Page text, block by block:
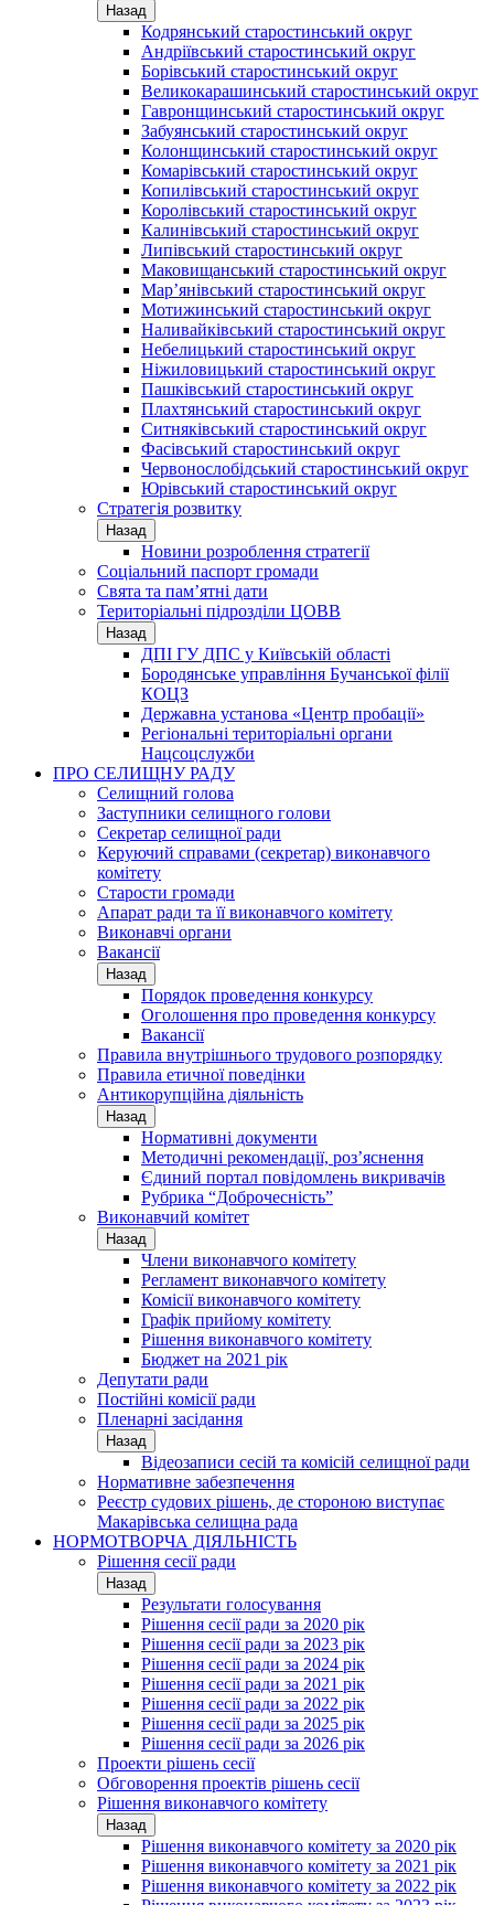
Назад
Кодрянський старостинський округ
Андріївський старостинський округ
Борівський старостинський округ
Великокарашинський старостинський округ
Гавронщинський старостинський округ
Забуянський старостинський округ
Колонщинський старостинський округ
Комарівський старостинський округ
Копилівський старостинський округ
Королівський старостинський округ
Калинівський старостинський округ
Липівський старостинський округ
Маковищанський старостинський округ
Мар’янівський старостинський округ
Мотижинський старостинський округ
Наливайківський старостинський округ
Небелицький старостинський округ
Ніжиловицький старостинський округ
Пашківський старостинський округ
Плахтянський старостинський округ
Ситняківський старостинський округ
Фасівський старостинський округ
Червонослобідський старостинський округ
Юрівський старостинський округ
Стратегія розвитку
Назад
Новини розроблення стратегії
Соціальний паспорт громади
Свята та пам’ятні дати
Територіальні підрозділи ЦОВВ
Назад
ДПІ ГУ ДПС у Київській області
Бородянське управління Бучанської філії
КОЦЗ
Державна установа «Центр пробації»
Регіональні територіальні органи
Нацсоцслужби
ПРО СЕЛИЩНУ РАДУ
Селищний голова
Заступники селищного голови
Секретар селищної ради
Керуючий справами (секретар) виконавчого
комітету
Старости громади
Апарат ради та її виконавчого комітету
Виконавчі органи
Вакансії
Назад
Порядок проведення конкурсу
Оголошення про проведення конкурсу
Вакансії
Правила внутрішнього трудового розпорядку
Правила етичної поведінки
Антикорупційна діяльність
Назад
Нормативні документи
Методичні рекомендації, роз’яснення
Єдиний портал повідомлень викривачів
Рубрика “Доброчесність”
Виконавчий комітет
Назад
Члени виконавчого комітету
Регламент виконавчого комітету
Комісії виконавчого комітету
Графік прийому комітету
Рішення виконавчого комітету
Бюджет на 2021 рік
Депутати ради
Постійні комісії ради
Пленарні засідання
Назад
Відеозаписи сесій та комісій селищної ради
Нормативне забезпечення
Реєстр судових рішень, де стороною виступає
Макарівська селищна рада
НОРМОТВОРЧА ДІЯЛЬНІСТЬ
Рішення сесії ради
Назад
Результати голосування
Рішення сесії ради за 2020 рік
Рішення сесії ради за 2023 рік
Рішення сесії ради за 2024 рік
Рішення сесії ради за 2021 рік
Рішення сесії ради за 2022 рік
Рішення сесії ради за 2025 рік
Рішення сесії ради за 2026 рік
Проекти рішень сесії
Обговорення проектів рішень сесії
Рішення виконавчого комітету
Назад
Рішення виконавчого комітету за 2020 рік
Рішення виконавчого комітету за 2021 рік
Рішення виконавчого комітету за 2022 рік